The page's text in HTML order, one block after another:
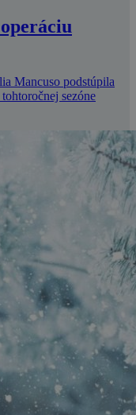
Mancuso podstúpila
sezóne